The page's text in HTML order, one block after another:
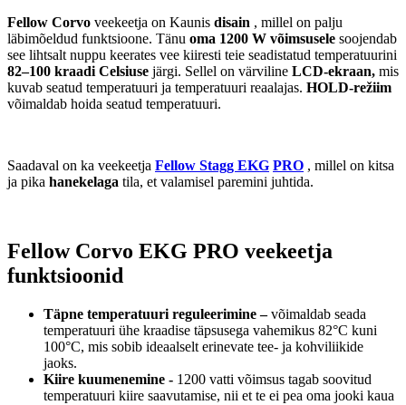
Fellow Corvo veekeetja on Kaunis disain , millel on palju
läbimõeldud funktsioone. Tänu oma 1200 W võimsusele soojendab
see lihtsalt nuppu keerates vee kiiresti teie seadistatud temperatuurini
82–100 kraadi Celsiuse järgi. Sellel on värviline LCD-ekraan, mis
kuvab seatud temperatuuri ja temperatuuri reaalajas. HOLD-režiim
võimaldab hoida seatud temperatuuri.
Saadaval on ka veekeetja Fellow Stagg EKG PRO , millel on kitsa
ja pika hanekelaga tila, et valamisel paremini juhtida.
Fellow Corvo EKG PRO veekeetja
funktsioonid
Täpne temperatuuri reguleerimine –võimaldab seada
temperatuuri ühe kraadise täpsusega vahemikus 82°C kuni
100°C, mis sobib ideaalselt erinevate tee- ja kohviliikide
jaoks.
Kiire kuumenemine - 1200 vatti võimsus tagab soovitud
temperatuuri kiire saavutamise, nii et te ei pea oma jooki kaua